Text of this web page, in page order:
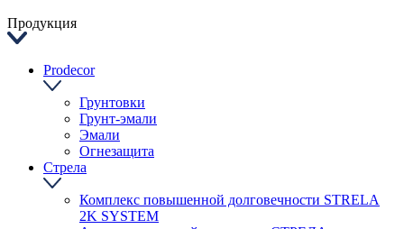
Продукция
Prodecor
Грунтовки
Грунт-эмали
Эмали
Огнезащита
Стрела
Комплекс повышенной долговечности STRELA
2K SYSTEM